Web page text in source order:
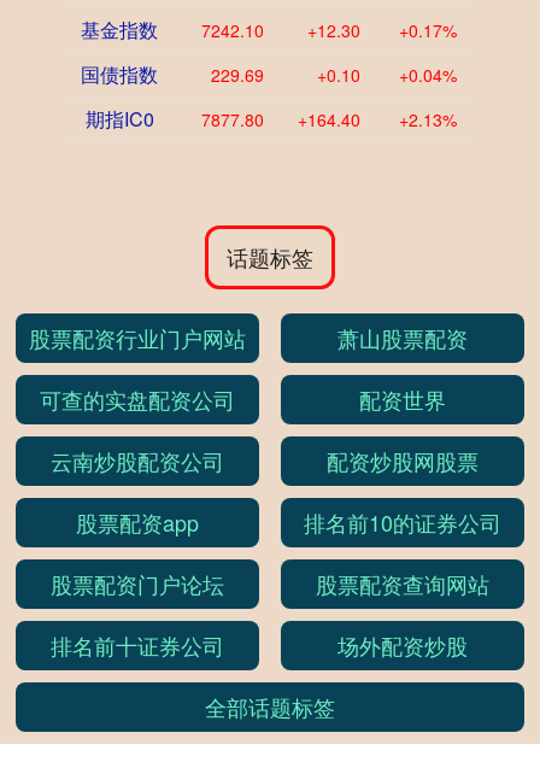
基金指数 7242.10 +12.30 +0.17%
国债指数 229.69 +0.10 +0.04%
期指IC0 7877.80 +164.40 +2.13%
话题标签
股票配资行业门户网站
萧山股票配资
可查的实盘配资公司
配资世界
云南炒股配资公司
配资炒股网股票
股票配资app
排名前10的证券公司
股票配资门户论坛
股票配资查询网站
排名前十证券公司
场外配资炒股
全部话题标签